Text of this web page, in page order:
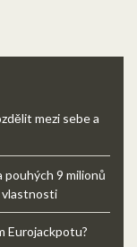
mezi sebe a
pouhých 9 milionů
vlastnosti
Eurojackpotu?